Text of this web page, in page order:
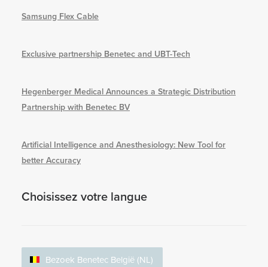
Samsung Flex Cable
Exclusive partnership Benetec and UBT-Tech
Hegenberger Medical Announces a Strategic Distribution
Partnership with Benetec BV
Artificial Intelligence and Anesthesiology: New Tool for
better Accuracy
Choisissez votre langue
Bezoek Benetec België (NL)